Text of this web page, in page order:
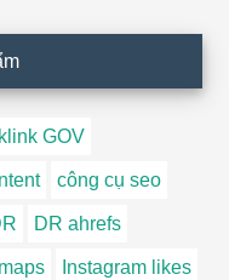
GOV
công cụ seo
DR ahrefs
Instagram likes